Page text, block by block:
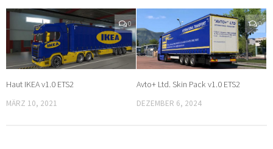
0
Haut IKEA v1.0 ETS2
MÄRZ 10, 2021
0
Avto+ Ltd. Skin Pack v1.0 ETS2
DEZEMBER 6, 2024